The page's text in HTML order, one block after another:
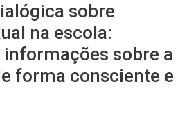
sobre
na escola:
sobre a
forma consciente e